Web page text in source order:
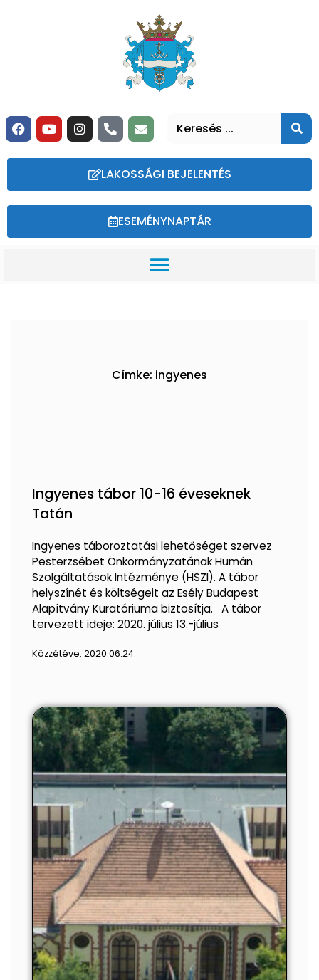
LAKOSSÁGI BEJELENTÉS
ESEMÉNYNAPTÁR
Címke: ingyenes
Ingyenes tábor 10-16 éveseknek
Tatán
Ingyenes táboroztatási lehetőséget szervez
Pesterzsébet Önkormányzatának Humán
Szolgáltatások Intézménye (HSZI). A tábor
helyszínét és költségeit az Esély Budapest
Alapítvány Kuratóriuma biztosítja. A tábor
tervezett ideje: 2020. július 13.-július
Közzétéve: 2020.06.24.